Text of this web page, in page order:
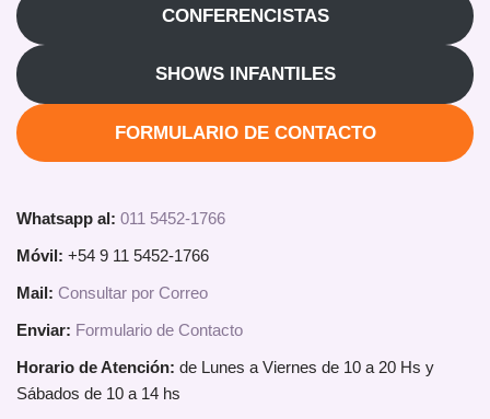
CONFERENCISTAS
SHOWS INFANTILES
FORMULARIO DE CONTACTO
Whatsapp al: 011 5452-1766
Móvil: +54 9 11 5452-1766
Mail: Consultar por Correo
Enviar: Formulario de Contacto
Horario de Atención: de Lunes a Viernes de 10 a 20 Hs y
Sábados de 10 a 14 hs